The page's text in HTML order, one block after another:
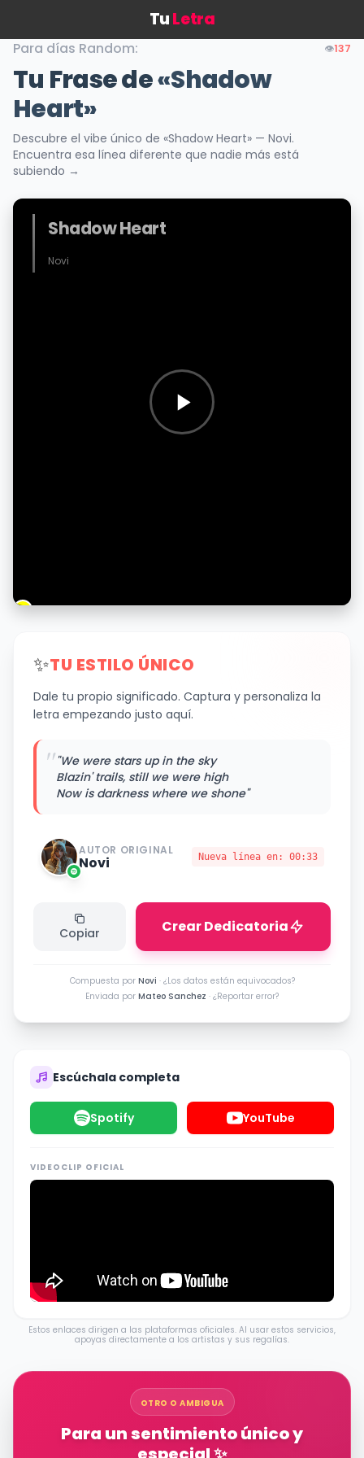
TuLetra
Para días Random: 👁️137
Tu Frase de«Shadow
Heart»
Descubre el vibe único de «Shadow Heart» — Novi.
Encuentra esa línea diferente que nadie más está
subiendo →
Shadow Heart
Novi
✨TU ESTILO ÚNICO
Dale tu propio significado. Captura y personaliza la
letra empezando justo aquí.
""We were stars up in the sky
Blazin' trails, still we were high
Now is darkness where we shone"
AUTOR ORIGINAL
Novi Nueva línea en: 00:33
Copiar Crear Dedicatoria
Compuesta por Novi · ¿Los datos están equivocados?
Enviada por Mateo Sanchez · ¿Reportar error?
Escúchala completa
Spotify YouTube
VIDEOCLIP OFICIAL
Estos enlaces dirigen a las plataformas oficiales. Al usar estos servicios,
apoyas directamente a los artistas y sus regalías.
OTRO O AMBIGUA
Para un sentimiento único y